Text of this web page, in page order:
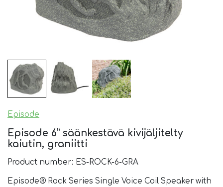
Episode
Episode 6” säänkestävä kivijäljitelty
kaiutin, graniitti
Product number: ES-ROCK-6-GRA
Episode® Rock Series Single Voice Coil Speaker with